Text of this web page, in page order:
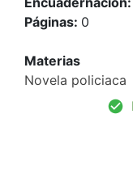
Páginas: 0
Materias
Novela policiaca